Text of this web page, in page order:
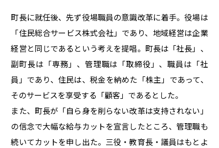
町長に就任後、先ず役場職員の意識改革に着手。役場は
「住民総合サービス株式会社」であり、地域経営は企業
経営と同じであるという考えを提唱。町長は「社長」、
副町長は「専務」、管理職は「取締役」、職員は「社
員」であり、住民は、税金を納めた「株主」であって、
そのサービスを享受する「顧客」であるとした。
また、町長が「自ら身を削らない改革は支持されない」
の信念で大幅な給与カットを宣言したところ、管理職も
続いてカットを申し出た。三役・教育長・議員はもとよ